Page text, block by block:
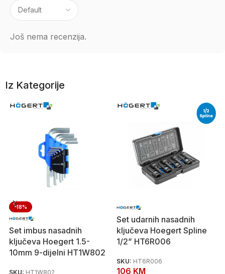
Još nema recenzija.
Iz Kategorije
-18%
Set imbus nasadnih
ključeva Hoegert 1.5-
10mm 9-dijelni HT1W802
SKU: HT1W802
Set udarnih nasadnih
ključeva Hoegert Spline
1/2” HT6R006
SKU: HT6R006
106 KM